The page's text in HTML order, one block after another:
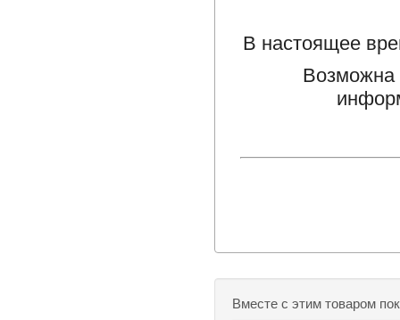
В настоящее
Возможна
Вместе с этим товаром